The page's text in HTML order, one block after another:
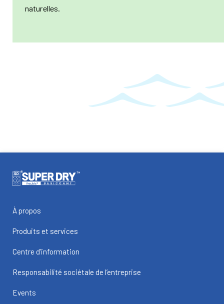
naturelles.
À propos
Produits et services
Centre d’information
Responsabilité sociétale de l’entreprise
Events